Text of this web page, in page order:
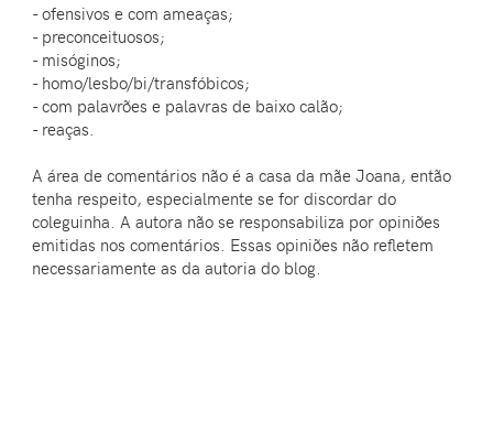
- ofensivos e com ameaças;
- preconceituosos;
- misóginos;
- homo/lesbo/bi/transfóbicos;
- com palavrões e palavras de baixo calão;
- reaças.
A área de comentários não é a casa da mãe Joana, então
tenha respeito, especialmente se for discordar do
coleguinha. A autora não se responsabiliza por opiniões
emitidas nos comentários. Essas opiniões não refletem
necessariamente as da autoria do blog.